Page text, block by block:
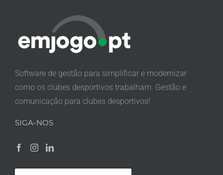
Software de gestão para simplificar e modernizar
como os clubes desportivos trabalham. Gestão e
comunicação para clubes desportivos!
SIGA-NOS